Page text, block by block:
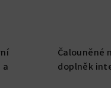
a
Čalouněné
doplněk